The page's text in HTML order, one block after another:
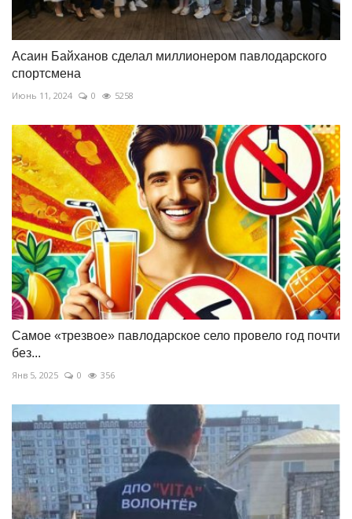
Асаин Байханов сделал миллионером павлодарского
спортсмена
Июнь 11, 2024 0 5258
Самое «трезвое» павлодарское село провело год почти
без...
Янв 5, 2025 0 356